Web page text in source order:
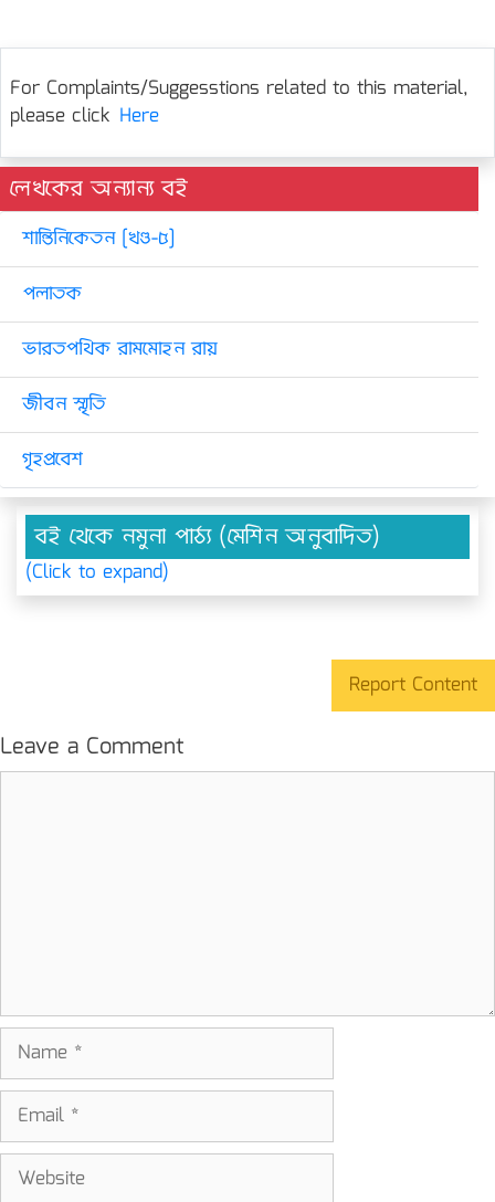
For Complaints/Suggesstions related to this material,
please click Here
লেখকের অন্যান্য বই
শান্তিনিকেতন [খণ্ড-৫]
পলাতক
ভারতপথিক রামমোহন রায়
জীবন স্মৃতি
গৃহপ্রবেশ
বই থেকে নমুনা পাঠ্য (মেশিন অনুবাদিত)
(Click to expand)
Report Content
Leave a Comment
Name
Email
Website